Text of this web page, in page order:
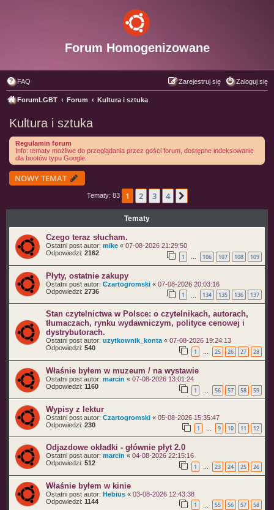
Forum Homogenizowane
FAQ Zaloguj się
Zarejestruj się
ForumLGBT Forum Kultura i sztuka
Kultura i sztuka
Regulamin forum
Info: tematy możliwe do przeglądania przez gości forum, dostępne indeksowanie
dla bootów typu Google.
NOWY TEMAT
Tematy: 83 1 2 3 4
Tematy
Czego teraz słucham.
Ostatni post autor: mike « 07-08-2026 21:29:50
Odpowiedzi: 2162 1 … 106 107 108 109
Płyty, ostatnie zakupy
Ostatni post autor: Czartogromski « 07-08-2026 20:03:16
Odpowiedzi: 2736 1 134 135 136 137
Stan czytelnictwa w Polsce: o czytelnikach, autorach,
tłumaczach, rynku wydawniczym, polityce cenowej i
dystrybutorach.
Ostatni post autor: uzytkownik_konta « 07-08-2026 19:24:13
Odpowiedzi: 540 1 … 25 26 27 28
Właśnie byłem w muzeum / na wystawie
Ostatni post autor: marcin « 07-08-2026 13:01:24
Odpowiedzi: 1160 1 … 56 57 58 59
Wypisy z lektur
Ostatni post autor: Czartogromski « 05-08-2026 15:35:47
Odpowiedzi: 230 1 9 10 11 12
Odjazdowe okładki - głównie płyt 2.0
Ostatni post autor: marcin « 04-08-2026 22:15:16
Odpowiedzi: 512 1 … 23 24 25 26
Właśnie byłem w kinie
Ostatni post autor: Hebius « 03-08-2026 12:43:38
Odpowiedzi: 1144 1 55 56 57 58